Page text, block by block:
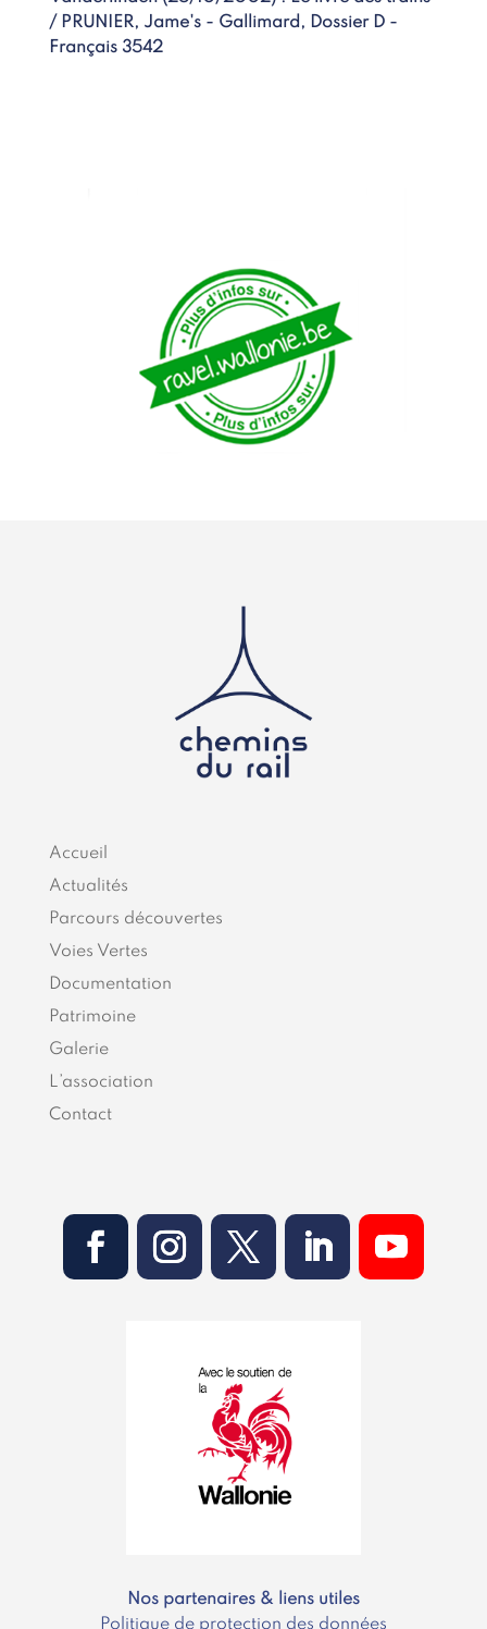
/ PRUNIER, Jame's - Gallimard, Dossier D -
Français 3542
Accueil
Actualités
Parcours découvertes
Voies Vertes
Documentation
Patrimoine
Galerie
L’association
Contact
Nos partenaires & liens utiles
Politique de protection des données